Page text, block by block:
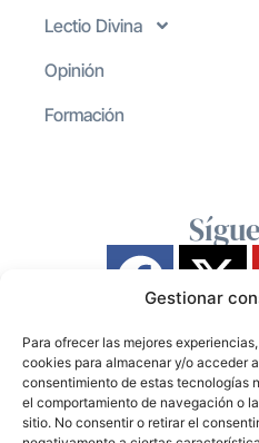
Gestionar
Para ofrecer las mejores
cookies para almacenar y/o acceder
consentimiento de estas tecnologías
el comportamiento de navegación o
sitio. No consentir o retirar el
Lectio Divina
Opinión
Formación